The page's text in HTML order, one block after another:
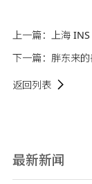
上一篇： 上海
下一篇： 胖东来
返回列表
最新新闻